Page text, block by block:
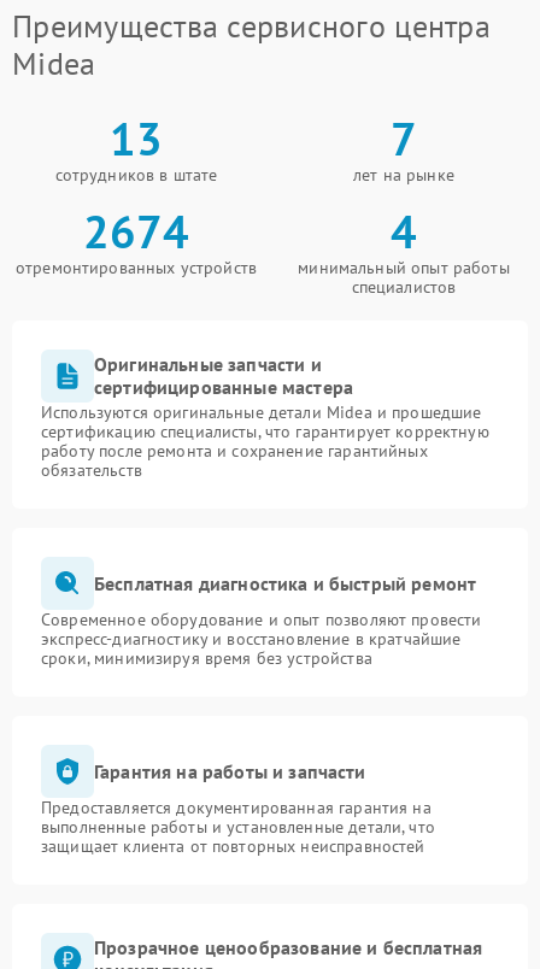
Преимущества сервисного центра
Midea
13
сотрудников в штате
7
лет на рынке
2674
отремонтированных устройств
4
минимальный опыт работы
специалистов
Оригинальные запчасти и
сертифицированные мастера
Используются оригинальные детали Midea и прошедшие
сертификацию специалисты, что гарантирует корректную
работу после ремонта и сохранение гарантийных
обязательств
Бесплатная диагностика и быстрый ремонт
Современное оборудование и опыт позволяют провести
экспресс-диагностику и восстановление в кратчайшие
сроки, минимизируя время без устройства
Гарантия на работы и запчасти
Предоставляется документированная гарантия на
выполненные работы и установленные детали, что
защищает клиента от повторных неисправностей
Прозрачное ценообразование и бесплатная